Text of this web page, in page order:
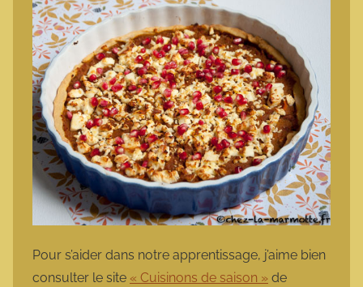
Pour s’aider dans notre apprentissage, j’aime bien
consulter le site « Cuisinons de saison » de